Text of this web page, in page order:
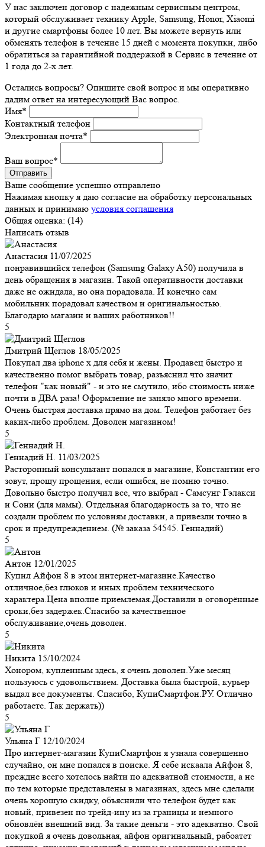
У нас заключен договор с надежным сервисным центром,
который обслуживает технику Apple, Samsung, Honor, Xiaomi
и другие смартфоны более 10 лет. Вы можете вернуть или
обменять телефон в течение 15 дней с момента покупки, либо
обратиться за гарантийной поддержкой в Сервис в течение от
1 года до 2-х лет.
Остались вопросы? Опишите свой вопрос и мы оперативно
дадим ответ на интересующий Вас вопрос.
Имя*
Контактный телефон
Электронная почта*
Ваш вопрос*
Ваше сообщение успешно отправлено
Нажимая кнопку я даю согласие на обработку персональных
данных и принимаю условия соглашения
Общая оценка: (14)
Написать отзыв
Анастасия 11/07/2025
понравившийся телефон (Samsung Galaxy A50) получила в
день обращения в магазин. Такой оперативности доставки
даже не ожидала, но она порадовала. И конечно сам
мобильник порадовал качеством и оригинальностью.
Благодарю магазин и ваших работников!!
5
Дмитрий Щеглов 18/05/2025
Покупал два iphone x для себя и жены. Продавец быстро и
качественно помог выбрать товар, разъяснил что значит
телефон "как новый" - и это не смутило, ибо стоимость ниже
почти в ДВА раза! Оформление не заняло много времени.
Очень быстрая доставка прямо на дом. Телефон работает без
каких-либо проблем. Доволен магазином!
5
Геннадий Н. 11/03/2025
Расторопный консультант попался в магазине, Константин его
зовут, прощу прощения, если ошибся, не помню точно.
Довольно быстро получил все, что выбрал - Самсунг Гэлакси
и Сони (для мамы). Отдельная благодарность за то, что не
создали проблем по условиям доставки, а привезли точно в
срок и предупреждением. (№ заказа 54545. Геннадий)
5
Антон 12/01/2025
Купил Айфон 8 в этом интернет-магазине.Качество
отличное,без глюков и иных проблем технического
характера.Цена вполне приемлемая.Доставили в оговорённые
сроки,без задержек.Спасибо за качественное
обслуживание,очень доволен.
5
Никита 15/10/2024
Хонором, купленным здесь, я очень доволен.Уже месяц
пользуюсь с удовольствием. Доставка была быстрой, курьер
выдал все документы. Спасибо, КупиСмартфон.РУ. Отлично
работаете. Так держать))
5
Ульяна Г 12/10/2024
Про интернет-магазин КупиСмартфон я узнала совершенно
случайно, он мне попался в поиске. Я себе искаала Айфон 8,
преждне всего хотелось найти по адекватной стоимости, а не
по тем которые представлены в магазинах, здесь мне сделали
очень хорошую скидку, объяснили что телефон будет как
новый, привезен по трейд-ину из за границы и немного
обновлён внешний вид. За такие деньги - это адекватно. Свой
покупкой я очень довольная, айфон оригинальный, рабоатет